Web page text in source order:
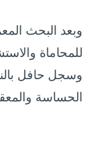
وبعد البحث
للمحاماة
وسجل حافل
الحساسة